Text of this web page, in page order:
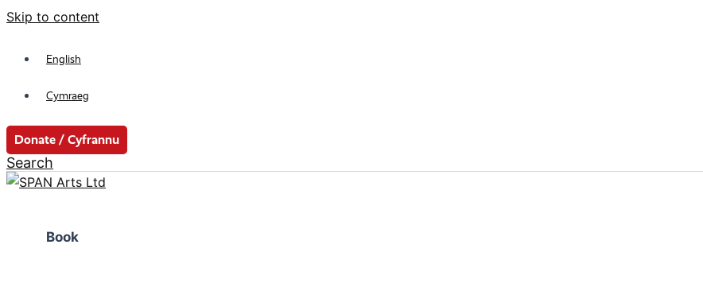
Skip to content
English
Cymraeg
Donate / Cyfrannu
Search
Book